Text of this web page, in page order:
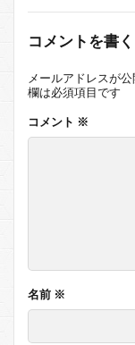
コメントを書く
メールアドレスが
欄は必須項目です
コメント ※
名前 ※